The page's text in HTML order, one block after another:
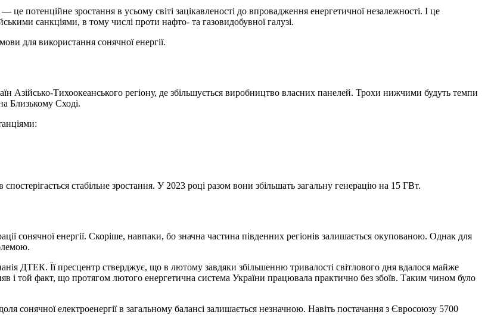
потенційне зростання в усьому світі зацікавленості до впровадження енергетичної незалежності. І це
санкціями, в тому числі проти нафто- та газовидобувної галузі.
для використання сонячної енергії.
Азійсько-Тихоокеанського регіону, де збільшується виробництво власних панелей. Трохи нижчими будуть темпи
Близькому Сході.
стабільне зростання. У 2023 році разом вони збільшать загальну генерацію на 15 ГВт.
сонячної енергії. Скоріше, навпаки, бо значна частина південних регіонів залишається окупованою. Однак для
ДТЕК. Її пресцентр стверджує, що в лютому завдяки збільшенню тривалості світлового дня вдалося майже
і той факт, що протягом лютого енергетична система України працювала практично без збоїв. Таким чином було
сонячної електроенергії в загальному балансі залишається незначною. Навіть постачання з Євросоюзу 5700